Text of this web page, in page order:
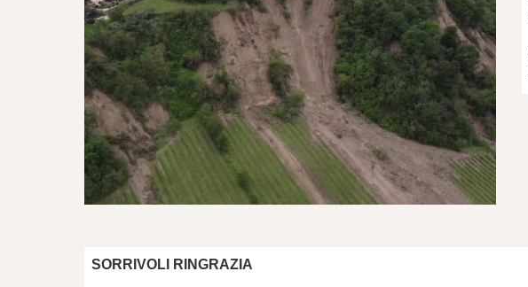
SORRIVOLI RINGRAZIA